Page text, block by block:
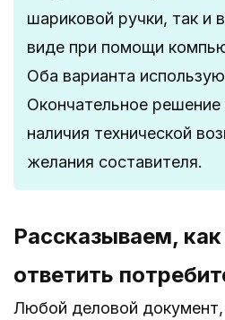
шариковой ручки, так и
виде при помощи
Оба варианта
Окончательное решение
наличия технической
желания составителя.
Рассказываем,
ответить
Любой деловой документ,